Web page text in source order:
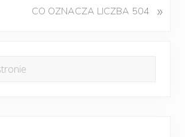
CO OZNACZA LICZBA 504 »